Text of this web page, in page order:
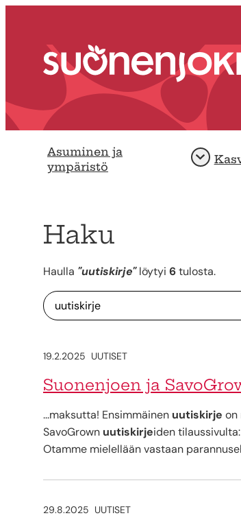
Etusivu
Asuminen ja
ympäristö
Avaa
Haku
Haulla "uutiskirje"löytyi 6tulosta.
Hakutulokset
Haku:
19.2.2025 UUTISET
Suonenjoen ja
...maksutta! Ensimmäinen uutiskirje on
SavoGrown uutiskirjeiden
Otamme mielellään vastaan
29.8.2025 UUTISET